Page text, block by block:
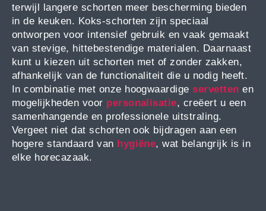
terwijl langere schorten meer bescherming bieden
in de keuken. Koks-schorten zijn speciaal
ontworpen voor intensief gebruik en vaak gemaakt
van stevige, hittebestendige materialen. Daarnaast
kunt u kiezen uit schorten met of zonder zakken,
afhankelijk van de functionaliteit die u nodig heeft.
In combinatie met onze hoogwaardigeservetten en
mogelijkheden voor personalisatie, creëert u een
samenhangende en professionele uitstraling.
Vergeet niet dat schorten ook bijdragen aan een
hogere standaard van hygiëne, wat belangrijk is in
elke horecazaak.